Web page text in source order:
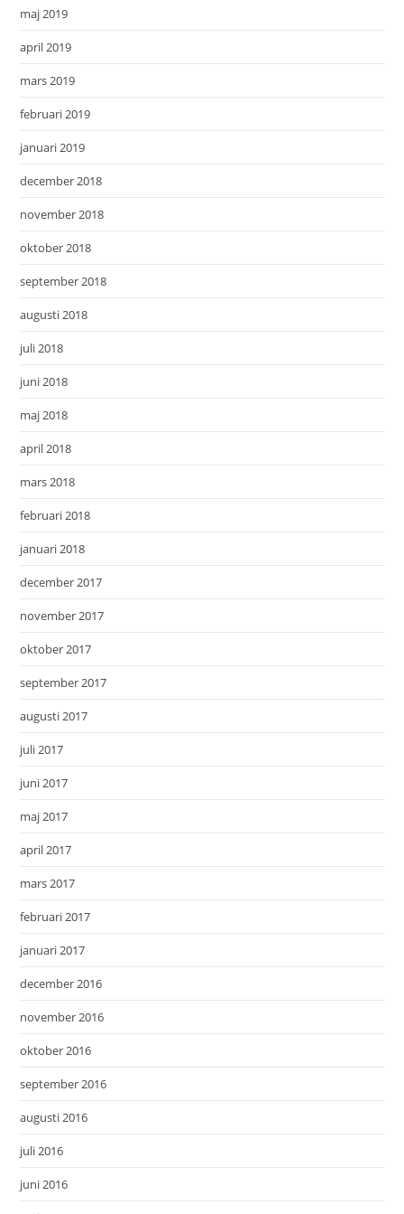
maj 2019
april 2019
mars 2019
februari 2019
januari 2019
december 2018
november 2018
oktober 2018
september 2018
augusti 2018
juli 2018
juni 2018
maj 2018
april 2018
mars 2018
februari 2018
januari 2018
december 2017
november 2017
oktober 2017
september 2017
augusti 2017
juli 2017
juni 2017
maj 2017
april 2017
mars 2017
februari 2017
januari 2017
december 2016
november 2016
oktober 2016
september 2016
augusti 2016
juli 2016
juni 2016